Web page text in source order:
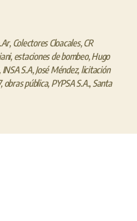
, Colectores Cloacales,CR
, estaciones de bombeo,Hugo
INSA S.A,José Méndez, licitación
,obras pública, PYPSA S.A., Santa